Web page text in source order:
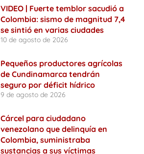
VIDEO | Fuerte temblor sacudió a
Colombia: sismo de magnitud 7,4
se sintió en varias ciudades
10 de agosto de 2026
Pequeños productores agrícolas
de Cundinamarca tendrán
seguro por déficit hídrico
9 de agosto de 2026
Cárcel para ciudadano
venezolano que delinquía en
Colombia, suministraba
sustancias a sus víctimas